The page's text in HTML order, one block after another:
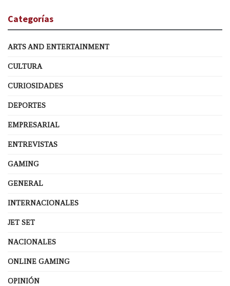
Categorías
ARTS AND ENTERTAINMENT
CULTURA
CURIOSIDADES
DEPORTES
EMPRESARIAL
ENTREVISTAS
GAMING
GENERAL
INTERNACIONALES
JET SET
NACIONALES
ONLINE GAMING
OPINIÓN